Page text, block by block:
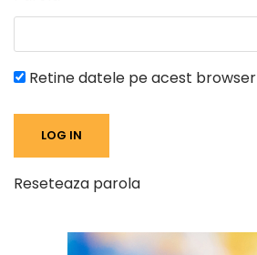
Retine datele pe acest browser
Reseteaza parola